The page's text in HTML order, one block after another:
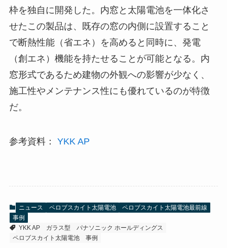
枠を独自に開発した。内窓と太陽電池を一体化さ
せたこの製品は、既存の窓の内側に設置すること
で断熱性能（省エネ）を高めると同時に、発電
（創エネ）機能を持たせることが可能となる。内
窓形式であるため建物の外観への影響が少なく、
施工性やメンテナンス性にも優れているのが特徴
だ。
参考資料： YKK AP
ニュース ペロブスカイト太陽電池
ペロブスカイト太陽電池最前線
事例
YKK AP
ガラス型
パナソニック ホールディングス
ペロブスカイト太陽電池
事例